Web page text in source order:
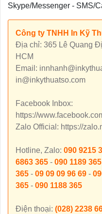
Skype/Messenger - SMS/
Công ty TNHH In Kỹ
Địa chỉ: 365 Lê Quang
HCM
Email:
in@inkythuatso.com
Facebook Inbox:
https://
Zalo Official: https://
Hotline, Zalo: 090 9215
6863 365 - 090 1189 365
365 - 09 09 09 96 69 -
365 - 090 1188 365
Điện thoại: (028) 2238